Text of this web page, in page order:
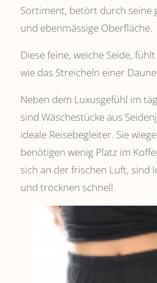
Sortiment, betört durch seine
und ebenmässige Oberfläche.
Diese feine, weiche Seide,
wie das Streicheln einer
Neben dem Luxusgefühl im
sind Wäschestücke aus
ideale Reisebegleiter. Sie
benötigen wenig Platz im
sich an der frischen Luft, sind
und trocknen schnell.